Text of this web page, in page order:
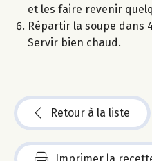
et les faire revenir
Répartir la soupe dans
Servir bien chaud.
Retour à la liste